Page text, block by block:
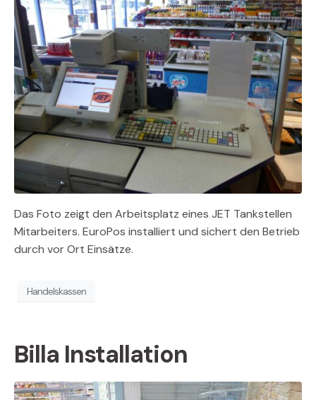
Das Foto zeigt den Arbeitsplatz eines JET Tankstellen
Mitarbeiters. EuroPos installiert und sichert den Betrieb
durch vor Ort Einsätze.
Handelskassen
Billa Installation